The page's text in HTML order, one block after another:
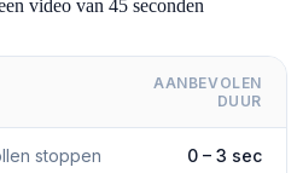
video van 45 seconden
AANBEVOLEN
DUUR
stoppen 0 – 3 sec